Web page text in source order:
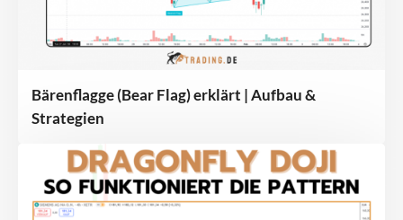
Bärenflagge (Bear Flag) erklärt | Aufbau &
Strategien